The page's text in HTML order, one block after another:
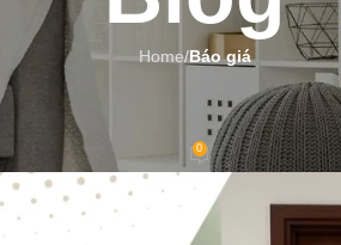
Home/Báo giá
, TIN TỨC
Lâm – Cửa Nhựa
nhựa On 28/07/2024 0